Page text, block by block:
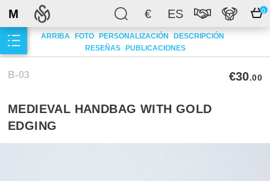
€ ES 0
M
ARRIBA FOTO PERSONALIZACIÓN
DESCRIPCIÓN
RESEÑAS
PUBLICACIONES
B-03 €30.00
MEDIEVAL HANDBAG WITH GOLD
EDGING